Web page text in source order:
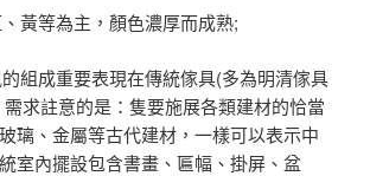
黃等為主，顏色濃厚而成熟;
組成重要表現在傳統傢具(多為明清傢具
求註意的是：隻要施展各類建材的恰當
璃、金屬等古代建材，一樣可以表示中
室內擺設包含書畫、匾幅、掛屏、盆